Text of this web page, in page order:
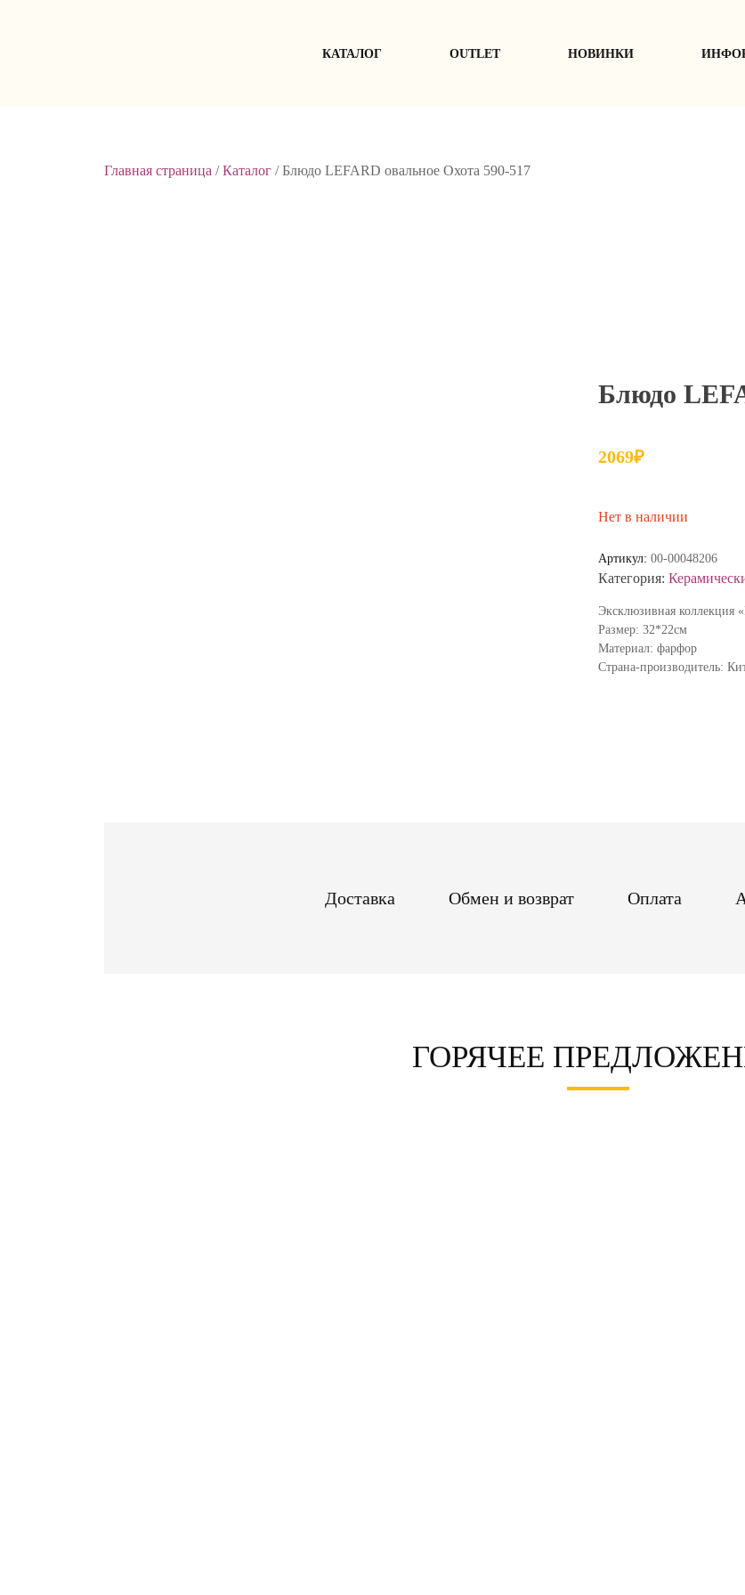
КАТАЛОГ ОUTLET НОВИНКИ
Главная страница /Каталог /Блюдо LEFARD овальное Охота 590-517
Блюдо
2069₽
Нет в наличии
Артикул: 00-00048206
Категория:
Эксклюзивная коллекция
Размер: 32*22см
Материал: фарфор
Страна-производитель:
Доставка Обмен и возврат Оплата
ГОРЯЧЕЕ